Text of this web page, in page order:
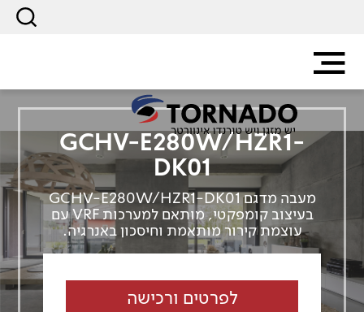
GCHV-E280W/HZR1-
DK01
מעבה מדגם GCHV-E280W/HZR1-DK01
בעיצוב קומפקטי, מותאם למערכות VRF עם
עוצמת קירור מותאמת וחיסכון באנרגיה.
לפרטים ורכישה